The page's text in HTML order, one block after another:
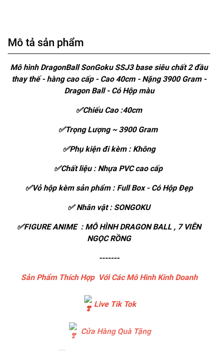
Mô tả sản phẩm
Mô hình DragonBall SonGoku SSJ3 base siêu chất 2 đầu
thay thế - hàng cao cấp - Cao 40cm - Nặng 3900 Gram -
Dragon Ball - Có Hộp màu
✅Chiếu Cao :40cm
✅Trọng Lượng ~ 3900 Gram
✅Phụ kiện đi kèm : Không
✅Chất liệu : Nhựa PVC cao cấp
✅Vỏ hộp kèm sản phẩm : Full Box - Có Hộp Đẹp
✅ Nhân vật : SONGOKU
✅FIGURE ANIME : MÔ HÌNH DRAGON BALL , 7 VIÊN
NGỌC RỒNG
-------
Sản Phẩm Thích Hợp Với Các Mô Hình Kinh Doanh
Live Tik Tok
Cửa Hàng Quà Tặng